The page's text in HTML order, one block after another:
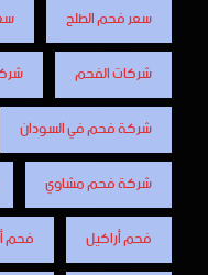
سعر فحم الطلح
شركات الفحم
شركة فحم في السودان
شركة فحم مشاوي
فحم أراكيل
فحم